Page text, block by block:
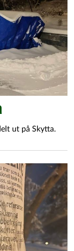
ut på Skytta.